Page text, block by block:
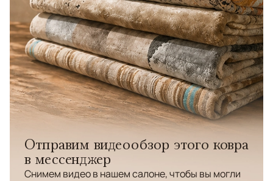
Отправим видеообзор этого ковра
в мессенджер
Снимем видео в нашем салоне, чтобы вы могли